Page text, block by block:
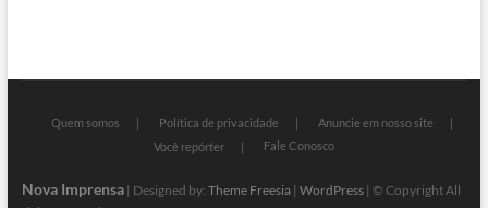
Quem somos Política de privacidade
Anuncie em nosso site
Você repórter
Fale Conosco
Nova Imprensa| Designed by: Theme Freesia| WordPress| © Copyright All